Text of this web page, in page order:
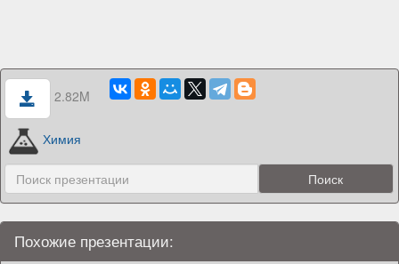
2.82M
Химия
Похожие презентации: